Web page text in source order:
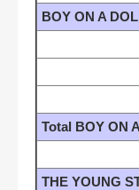
BOY ON A
Total BOY ON
THE YOUNG